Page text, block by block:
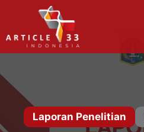
Langsung
isi
Laporan Penelitian